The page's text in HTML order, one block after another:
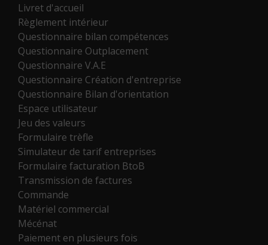
Livret d'accueil
Règlement intérieur
Questionnaire bilan compétences
Questionnaire Outplacement
Questionnaire V.A.E
Questionnaire Création d'entreprise
Questionnaire Bilan d'orientation
Espace utilisateur
Jeu des valeurs
Formulaire trèfle
Simulateur de tarif entreprises
Formulaire facturation BtoB
Transmission de factures
Commande
Matériel commercial
Mécénat
Paiement en plusieurs fois